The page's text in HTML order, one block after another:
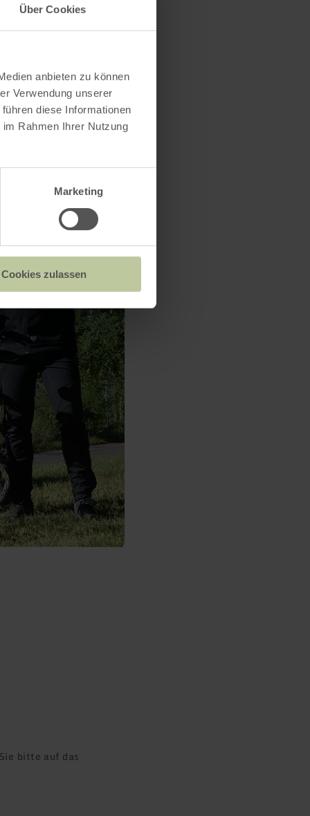
Über Cookies
anbieten zu können
Verwendung unserer
diese Informationen
Rahmen Ihrer Nutzung
Marketing
Cookies zulassen
bitte auf das